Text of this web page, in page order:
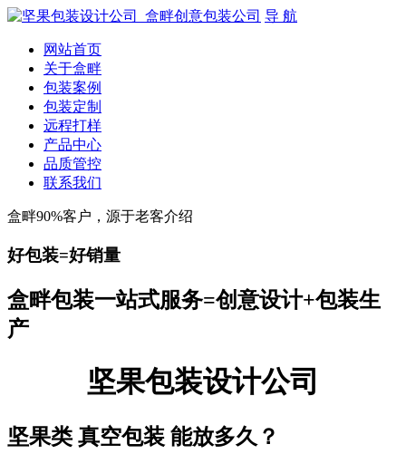
导 航
网站首页
关于盒畔
包装案例
包装定制
远程打样
产品中心
品质管控
联系我们
盒畔90%客户，源于老客介绍
好包装=好销量
盒畔包装一站式服务=创意设计+包装生
产
坚果包装设计公司
坚果类 真空包装 能放多久？